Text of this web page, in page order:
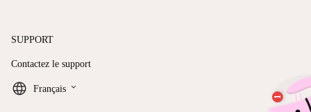
SUPPORT
Contactez le support
Français keyboard_arrow_down